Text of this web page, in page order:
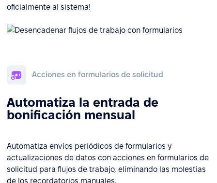
oficialmente al sistema!
Acciones en formularios de solicitud
Automatiza la entrada de
bonificación mensual
Automatiza envíos periódicos de formularios y
actualizaciones de datos con acciones en formularios de
solicitud para flujos de trabajo, eliminando las molestias
de los recordatorios manuales.